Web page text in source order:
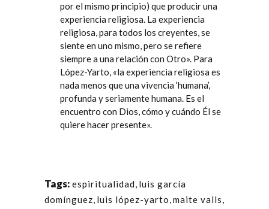
por el mismo principio) que producir una
experiencia religiosa. La experiencia
religiosa, para todos los creyentes, se
siente en uno mismo, pero se refiere
siempre a una relación con Otro». Para
López-Yarto, «la experiencia religiosa es
nada menos que una vivencia ‘humana’,
profunda y seriamente humana. Es el
encuentro con Dios, cómo y cuándo Él se
quiere hacer presente».
Tags: espiritualidad, luis garcía
domínguez, luis lópez-yarto,maite valls,